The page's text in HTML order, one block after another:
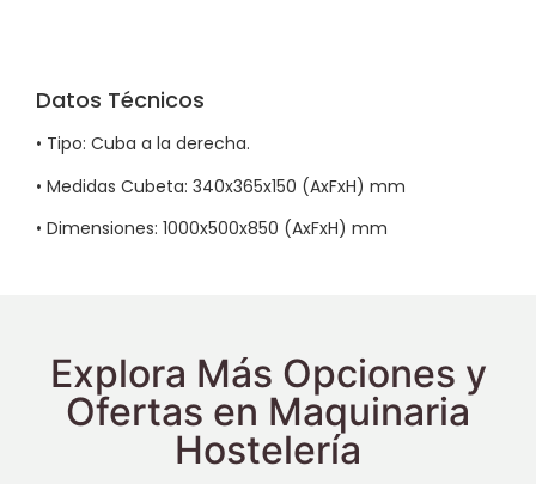
Datos Técnicos
• Tipo: Cuba a la derecha.
• Medidas Cubeta: 340x365x150 (AxFxH) mm
• Dimensiones: 1000x500x850 (AxFxH) mm
Explora Más Opciones y
Ofertas en Maquinaria
Hostelería